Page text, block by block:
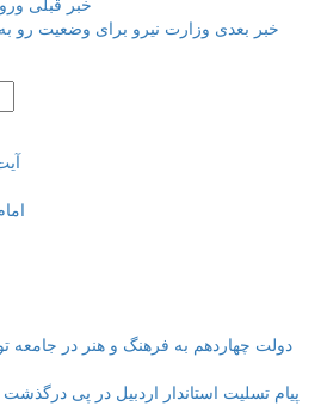
خبر قبلی
خبر بعدی وزارت نیرو برای وضعیت رو به
دولت چهاردهم به فرهنگ و هنر در جامعه
پیام تسلیت استاندار اردبیل در پی درگذشت